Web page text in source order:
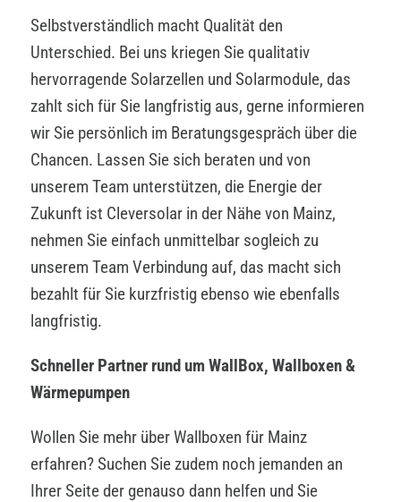
Selbstverständlich macht Qualität den
Unterschied. Bei uns kriegen Sie qualitativ
hervorragende Solarzellen und Solarmodule, das
zahlt sich für Sie langfristig aus, gerne informieren
wir Sie persönlich im Beratungsgespräch über die
Chancen. Lassen Sie sich beraten und von
unserem Team unterstützen, die Energie der
Zukunft ist Cleversolar in der Nähe von Mainz,
nehmen Sie einfach unmittelbar sogleich zu
unserem Team Verbindung auf, das macht sich
bezahlt für Sie kurzfristig ebenso wie ebenfalls
langfristig.
Schneller Partner rund um WallBox, Wallboxen &
Wärmepumpen
Wollen Sie mehr über Wallboxen für Mainz
erfahren? Suchen Sie zudem noch jemanden an
Ihrer Seite der genauso dann helfen und Sie